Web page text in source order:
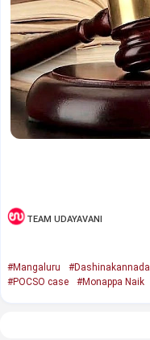
TEAM UDAYAVANI
#Mangaluru #Dashinakannada
#POCSO case
#Monappa Naik